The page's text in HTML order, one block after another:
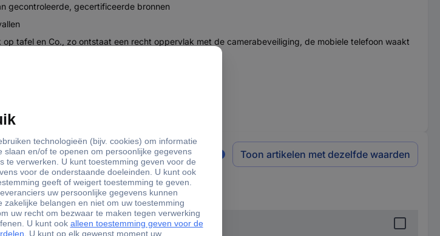
gecontroleerde, gecertificeerde bronnen
tafel en Co., zo ontstaat een recht oppervlak met de camerabeveiliging, de mobiele telefoon waakt
van andere oppervlakken
Toon artikelen met dezelfde waarden
Cover